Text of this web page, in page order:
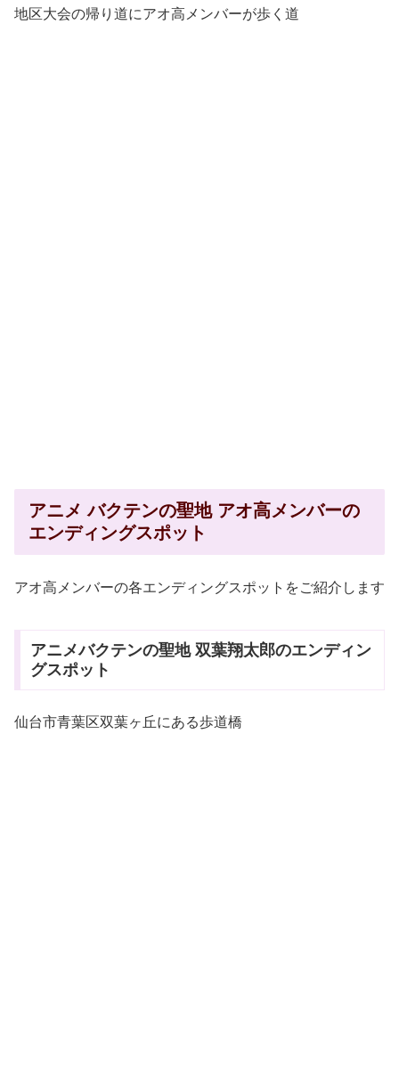
地区大会の帰り道にアオ高メンバーが歩く道
アニメ バクテンの聖地 アオ高メンバーの
エンディングスポット
アオ高メンバーの各エンディングスポットをご紹介します
アニメバクテンの聖地 双葉翔太郎のエンディン
グスポット
仙台市青葉区双葉ヶ丘にある歩道橋